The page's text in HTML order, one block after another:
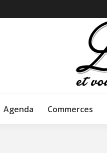
Agenda Commerces